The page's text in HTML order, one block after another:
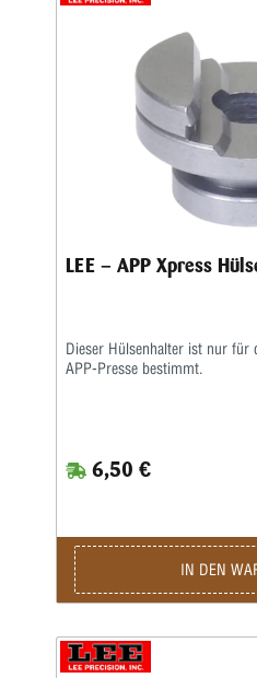
LEE – APP Xpress
Dieser Hülsenhalter ist nur für
APP-Presse bestimmt.
6,50 €
IN DEN